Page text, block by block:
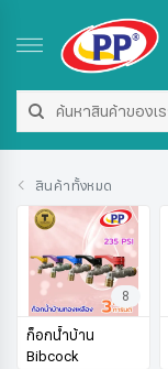
สินค้าทั้งหมด
8
ก็อกน้ำบ้าน
Bibcock